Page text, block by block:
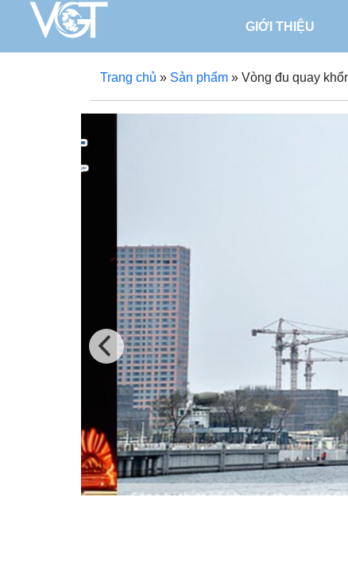
GIỚI THIỆU
Trang chủ » Sản phẩm » Vòng đu quay